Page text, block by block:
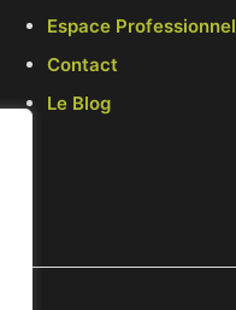
Espace Professionnel
Contact
Le Blog